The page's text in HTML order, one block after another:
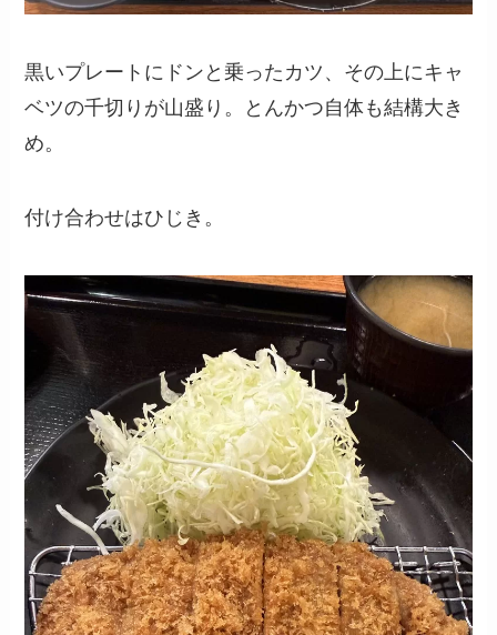
黒いプレートにドンと乗ったカツ、その上にキャ
ベツの千切りが山盛り。とんかつ自体も結構大き
め。
付け合わせはひじき。